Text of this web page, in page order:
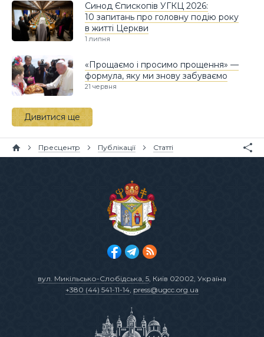
Синод Єпископів УГКЦ 2026:
10 запитань про головну подію року
в житті Церкви
1 липня
«Прощаємо і просимо прощення» —
формула, яку ми знову забуваємо
21 червня
Дивитися ще
Пресцентр Публікації Статті
вул. Микільсько-Слобідська, 5, Київ 02002, Україна
+380 (44) 541-11-14, press@ugcc.org.ua